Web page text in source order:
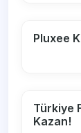
Pluxee
Türkiye
Kazan!